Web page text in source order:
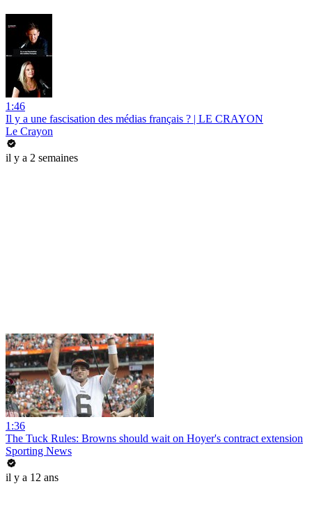
1:46
Il y a une fascisation des médias français ? | LE CRAYON
Le Crayon
il y a 2 semaines
1:36
The Tuck Rules: Browns should wait on Hoyer's contract extension
Sporting News
il y a 12 ans